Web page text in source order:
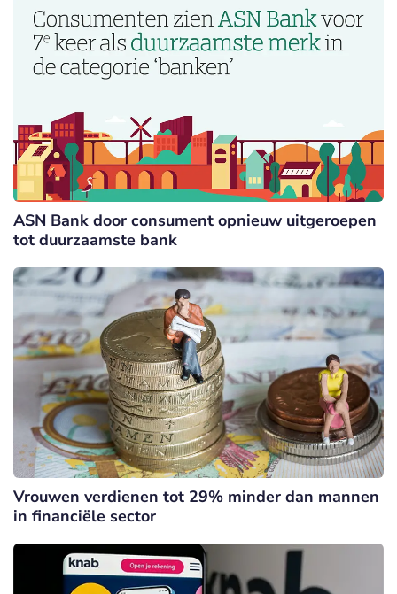
ASN Bank door consument opnieuw uitgeroepen
tot duurzaamste bank
Vrouwen verdienen tot 29% minder dan mannen
in financiële sector